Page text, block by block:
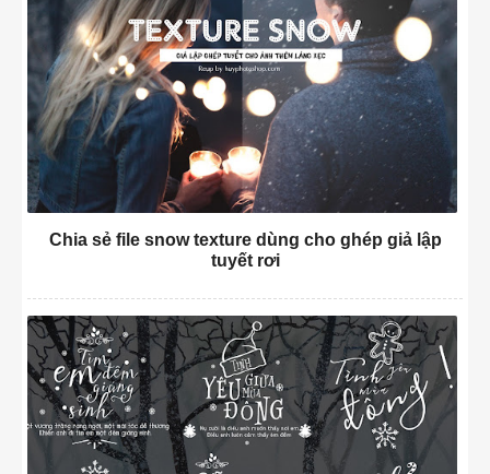
Chia sẻ file snow texture dùng cho ghép giả lập
tuyết rơi